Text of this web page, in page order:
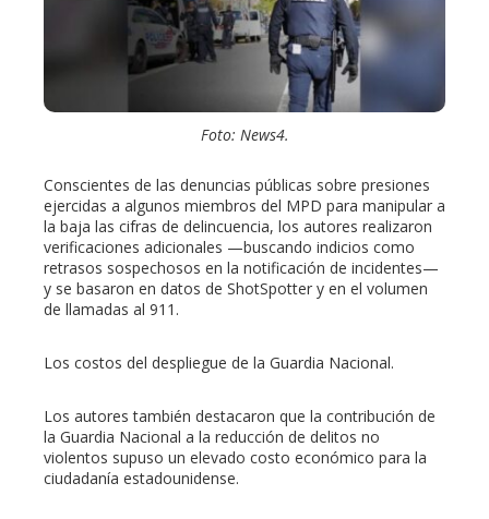
Foto: News4.
Conscientes de las denuncias públicas sobre presiones
ejercidas a algunos miembros del MPD para manipular a
la baja las cifras de delincuencia, los autores realizaron
verificaciones adicionales —buscando indicios como
retrasos sospechosos en la notificación de incidentes—
y se basaron en datos de ShotSpotter y en el volumen
de llamadas al 911.
Los costos del despliegue de la Guardia Nacional.
Los autores también destacaron que la contribución de
la Guardia Nacional a la reducción de delitos no
violentos supuso un elevado costo económico para la
ciudadanía estadounidense.